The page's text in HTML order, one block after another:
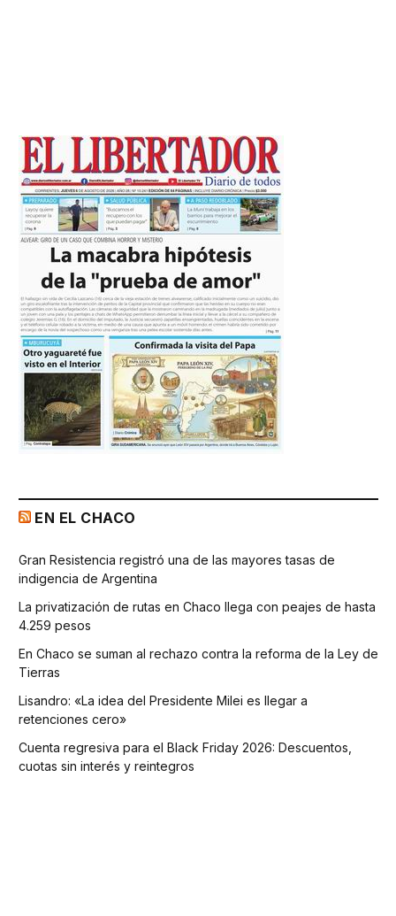
EN EL CHACO
Gran Resistencia registró una de las mayores tasas de
indigencia de Argentina
La privatización de rutas en Chaco llega con peajes de hasta
4.259 pesos
En Chaco se suman al rechazo contra la reforma de la Ley de
Tierras
Lisandro: «La idea del Presidente Milei es llegar a
retenciones cero»
Cuenta regresiva para el Black Friday 2026: Descuentos,
cuotas sin interés y reintegros